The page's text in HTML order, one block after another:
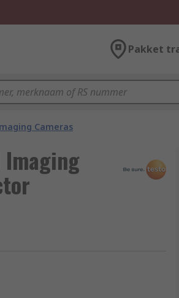
Pakket
Cameras
Imaging